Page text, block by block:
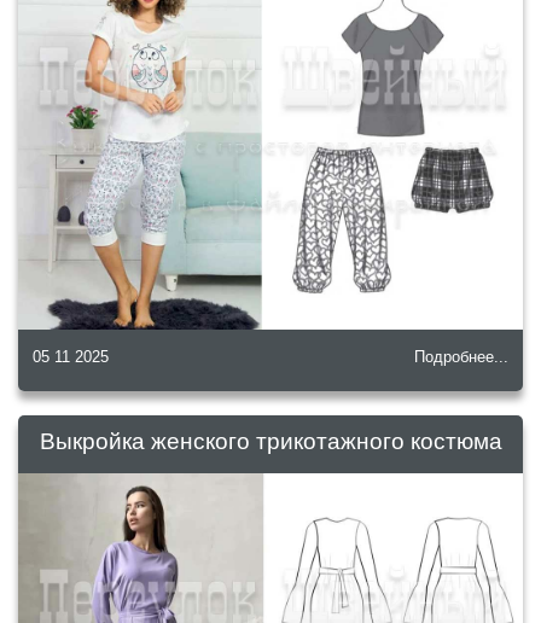
05 11 2025 Подробнее...
Выкройка женского трикотажного костюма